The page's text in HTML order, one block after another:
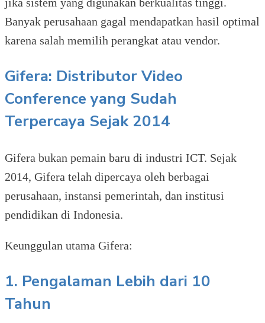
Banyak perusahaan gagal mendapatkan hasil optimal
karena salah memilih perangkat atau vendor.
Gifera: Distributor Video
Conference yang Sudah
Terpercaya Sejak 2014
Gifera bukan pemain baru di industri ICT. Sejak
2014, Gifera telah dipercaya oleh berbagai
perusahaan, instansi pemerintah, dan institusi
pendidikan di Indonesia.
Keunggulan utama Gifera:
1. Pengalaman Lebih dari 10
Tahun